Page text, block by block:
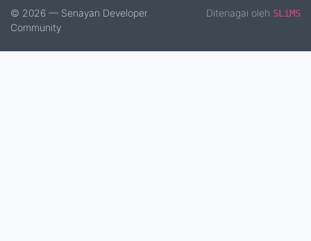
© 2026 — Senayan Developer
Community
Ditenagai oleh SLiMS